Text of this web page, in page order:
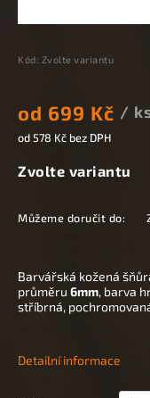
Kód: Zvolte variantu
od 699 Kč /
od 578 Kč bez DPH
Zvolte variantu
Můžeme doručit do:
Barvářská kožená
průměru 6mm, barva
stříbrná,
Detailní informace